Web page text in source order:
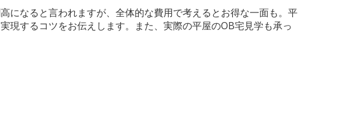
になると言われますが、全体的な費用で考えるとお得な一面も。平
現するコツをお伝えします。また、実際の平屋のOB宅見学も承っ